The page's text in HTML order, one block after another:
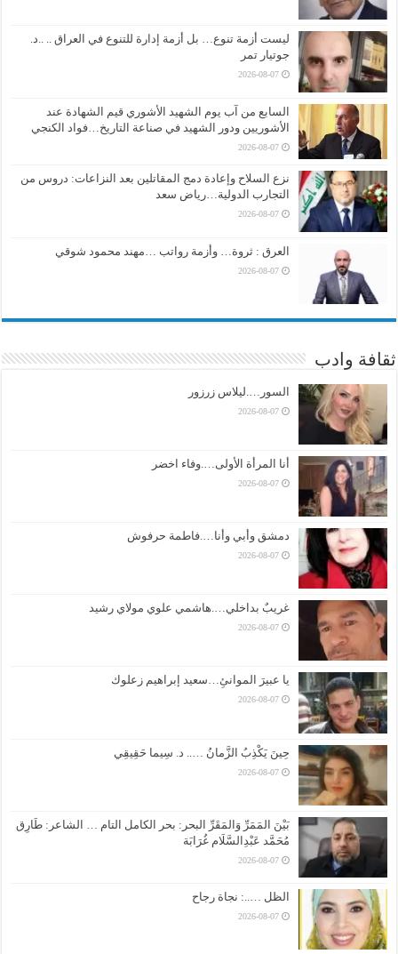
ليست أزمة تنوع… بل أزمة إدارة للتنوع في العراق .. ..د.
جوتيار تمر
2026-08-07
السابع من آب يوم الشهيد الأشوري قيم الشهادة عند
الأشوريين ودور الشهيد في صناعة التاريخ…فواد الكنجي
2026-08-07
نزع السلاح وإعادة دمج المقاتلين بعد النزاعات: دروس من
التجارب الدولية…رياض سعد
2026-08-07
العرق : ثروة… وأزمة رواتب …مهند محمود شوقي
2026-08-07
ثقافة وادب
السور….ليلاس زرزور
2026-08-07
أنا المرأة الأولى….وفاء اخضر
2026-08-07
دمشق وأبي وأنا….فاطمة حرفوش
2026-08-07
غريبٌ بداخلي….هاشمي علوي مولاي رشيد
2026-08-07
يا عبيرَ الموانئِ…سعيد إبراهيم زعلوك
2026-08-07
حِينَ يَكْذِبُ الزَّمانُ ….. د. سِيما حَقِيقِي
2026-08-07
بَيْنَ المَمَرِّ وَالمَقَرِّ البحر: بحر الكامل التام … الشاعر: طَارِق
مُحَمَّد عَبْدِالسَّلَام غُرَابَة
2026-08-07
الظل …..: نجاة رجاح
2026-08-07